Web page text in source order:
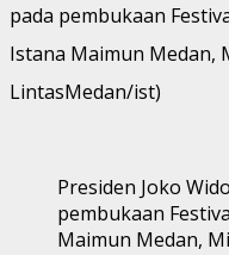
pada pembukaan
Istana Maimun Medan,
LintasMedan/ist)
Presiden Joko
pembukaan
Maimun Medan,